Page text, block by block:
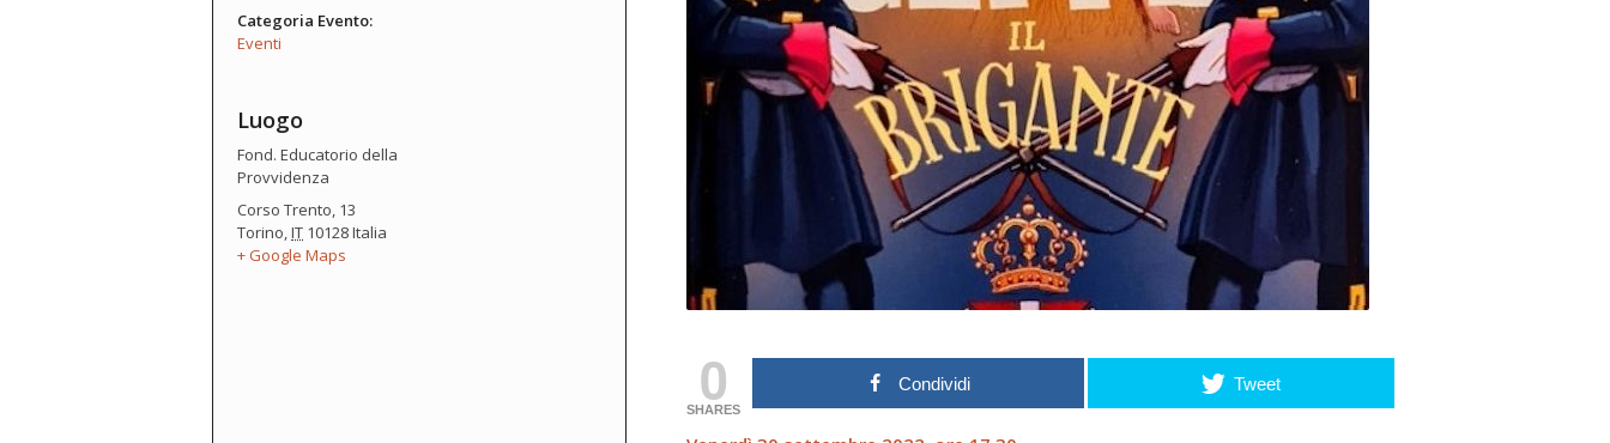
0
SHARES
Condividi Tweet
Categoria Evento:
Eventi
Luogo
Fond. Educatorio della
Provvidenza
Corso Trento, 13
Torino,IT 10128Italia
+ Google Maps